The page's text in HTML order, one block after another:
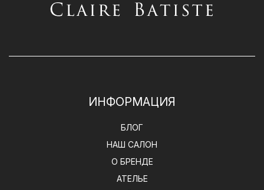
ИНФОРМАЦИЯ
БЛОГ
НАШ САЛОН
О БРЕНДЕ
АТЕЛЬЕ